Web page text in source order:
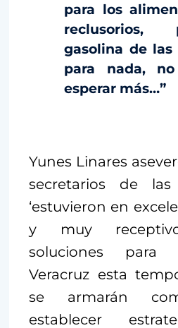
para los
gasolina de
para nada,
esperar más…”
Yunes Linares
secretarios de las
‘estuvieron en
y muy
soluciones para
Veracruz esta
se armarán
establecer